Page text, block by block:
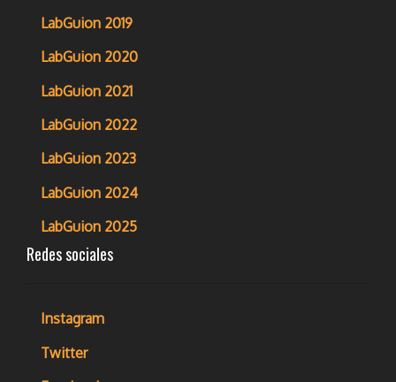
LabGuion 2019
LabGuion 2020
LabGuion 2021
LabGuion 2022
LabGuion 2023
LabGuion 2024
LabGuion 2025
Redes sociales
Instagram
Twitter